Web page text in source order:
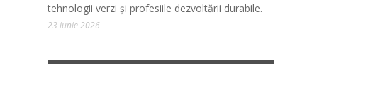
tehnologii verzi și profesiile dezvoltării durabile.
23 iunie 2026